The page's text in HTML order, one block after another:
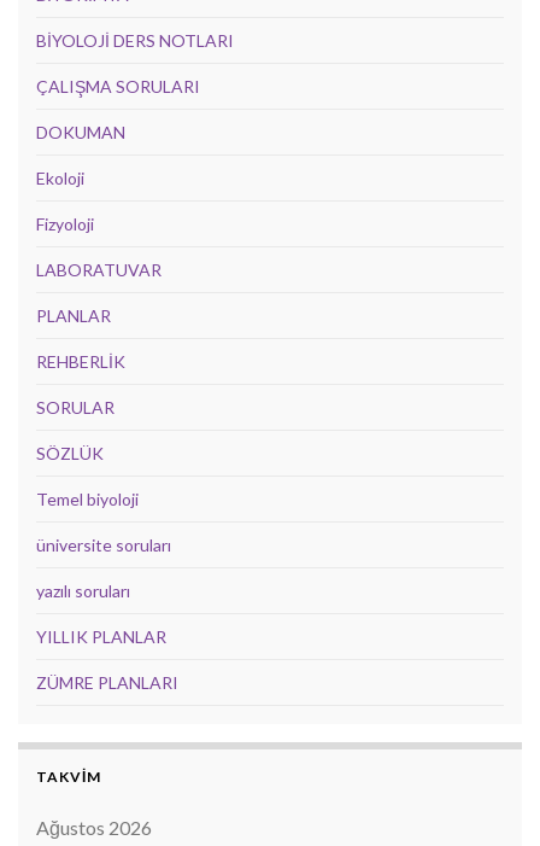
BİYOLOJİ DERS NOTLARI
ÇALIŞMA SORULARI
DOKUMAN
Ekoloji
Fizyoloji
LABORATUVAR
PLANLAR
REHBERLİK
SORULAR
SÖZLÜK
Temel biyoloji
üniversite soruları
yazılı soruları
YILLIK PLANLAR
ZÜMRE PLANLARI
TAKVİM
Ağustos 2026